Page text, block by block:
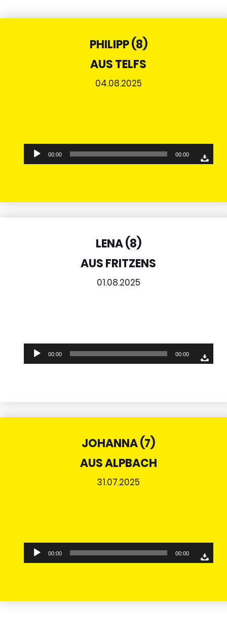
PHILIPP (8)
AUS TELFS
04.08.2025
Audio-
Player
00:00 00:00
LENA (8)
AUS FRITZENS
01.08.2025
Audio-
Player
00:00 00:00
JOHANNA (7)
AUS ALPBACH
31.07.2025
Audio-
Player
00:00 00:00